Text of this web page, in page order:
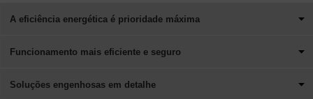
A eficiência energética é prioridade máxima
Funcionamento mais eficiente e seguro
Soluções engenhosas em detalhe